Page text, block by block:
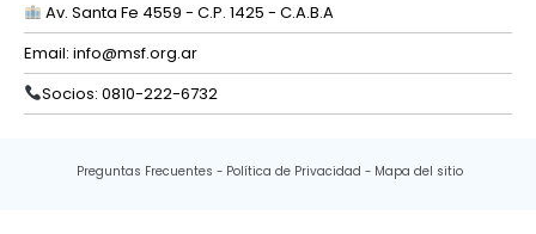
Av. Santa Fe 4559 - C.P. 1425 - C.A.B.A
Email: info@msf.org.ar
Socios: 0810-222-6732
Preguntas Frecuentes Política de Privacidad Mapa del sitio